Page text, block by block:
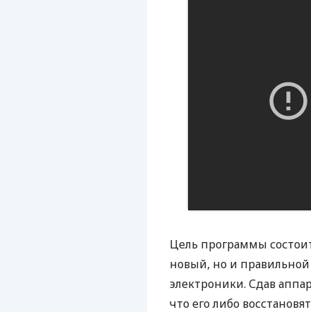
Цель программы
новый, но и
электроники. Сдав
что его либо